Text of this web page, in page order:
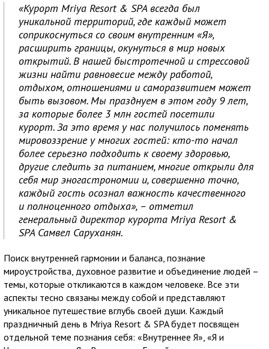
«Курорт Mriya Resort & SPA всегда был
уникальной территорий, где каждый может
соприкоснуться со своим внутренним «Я»,
расширить границы, окунуться в мир новых
открытий. В нашей быстротечной и стрессовой
жизни найти равновесие между работой,
отдыхом, отношениями и саморазвитием может
быть вызовом. Мы празднуем в этом году 9 лет,
за которые более 3 млн гостей посетили
курорт. За это время у нас получилось поменять
мировоззрение у многих гостей: кто-то начал
более серьезно подходить к своему здоровью,
другие следить за питанием, многие открыли для
себя мир эногастрономии и, совершенно точно,
каждый гость осознал важность качественного
и полноценного отдыха», – отметил
генеральный директор курорта Mriya Resort &
SPA Самвел Саруханян.
Поиск внутренней гармонии и баланса, познание
мироустройства, духовное развитие и объединение людей –
темы, которые откликаются в каждом человеке. Все эти
аспекты тесно связаны между собой и представляют
уникальное путешествие вглубь своей души. Каждый
праздничный день в Mriya Resort & SPA будет посвящен
отдельной теме познания себя: «Внутреннее Я», «Я и